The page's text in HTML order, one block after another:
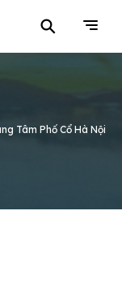
⚲
Tâm Phố Cổ Hà Nội